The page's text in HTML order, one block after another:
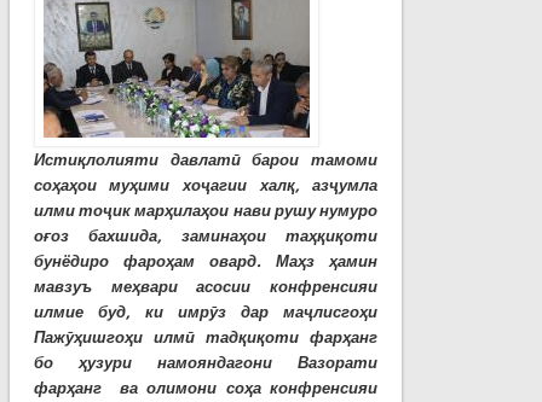
Истиқлолияти давлатӣ барои тамоми
соҳаҳои муҳими хоҷагии халқ, азҷумла
илми тоҷик марҳилаҳои нави рушу нумуро
оғоз бахшида, заминаҳои таҳқиқоти
бунёдиро фароҳам овард. Маҳз ҳамин
мавзуъ меҳвари асосии конфренсияи
илмие буд, ки имрӯз дар маҷлисгоҳи
Пажӯҳишгоҳи илмӣ тадқиқоти фарҳанг
бо ҳузури намояндагони Вазорати
фарҳанг ва олимони соҳа конфренсияи